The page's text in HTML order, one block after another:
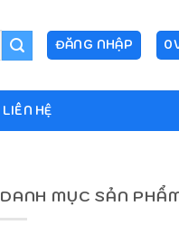
ĐĂNG NHẬP 0
LIÊN HỆ
DANH MỤC SẢN